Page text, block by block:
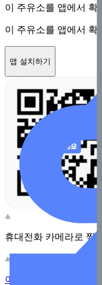
이 주유소를 앱에서 확
이 주유소를 앱에서 확
앱 설치하기
휴대전화 카메라로 찍
이 주유소의 사장님이